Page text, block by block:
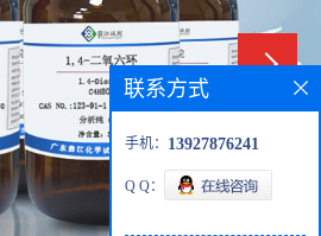
联系方式
手机： 13927876241
Q Q：